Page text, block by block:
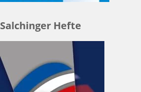
Salchinger Hefte